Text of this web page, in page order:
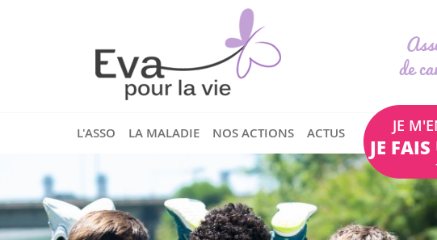
de
L'ASSO LA MALADIE NOS ACTIONS ACTUS JE
JE